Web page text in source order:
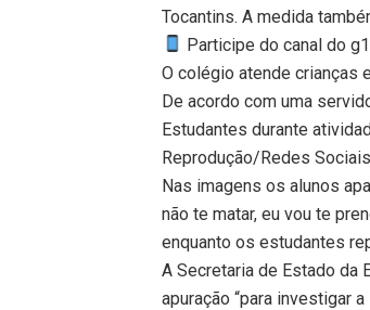
Tocantins. A medida
Participe do canal do
O colégio atende crianças
De acordo com uma
Estudantes durante
Reprodução/Redes Sociais
Nas imagens os alunos
não te matar, eu vou te
enquanto os estudantes
A Secretaria de Estado da
apuração “para investigar